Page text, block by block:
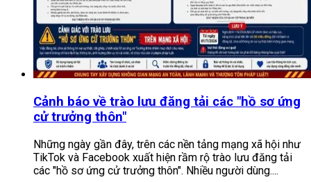
Cảnh báo về trào lưu đăng tải các "hồ sơ ứng
cử trưởng thôn"
Những ngày gần đây, trên các nền tảng mạng xã hội như
TikTok và Facebook xuất hiện rầm rộ trào lưu đăng tải
các "hồ sơ ứng cử trưởng thôn". Nhiều người dùng....